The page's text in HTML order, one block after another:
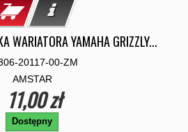
WARIATORA YAMAHA GRIZZLY...
20117-00-ZM
AMSTAR
11,00 zł
Dostępny